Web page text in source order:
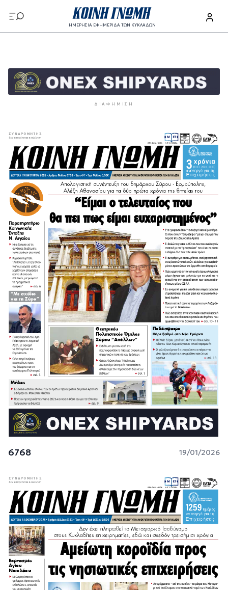
Παράκαμψη προς το κυρίως περιεχόμενο
ΗΜΕΡΗΣΙΑ ΕΦΗΜΕΡΙΔΑ ΤΩΝ ΚΥΚΛΑΔΩΝ
ΔΙΑΦΉΜΙΣΗ
6768 19/01/2026